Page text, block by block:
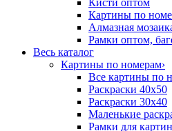
Кисти оптом
Картины по
Алмазная
Рамки оптом,
Весь каталог
Картины по номерам›
Все картины по
Раскраски 40х50
Раскраски 30х40
Маленькие
Рамки для картин